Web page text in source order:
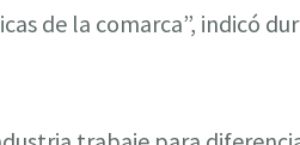
de la comarca”, indicó